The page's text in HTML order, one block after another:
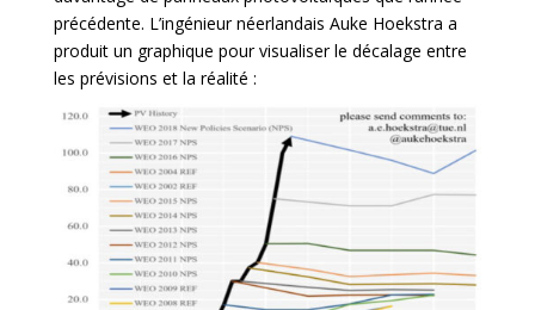
précédente. L’ingénieur néerlandais Auke Hoekstra a
produit un graphique pour visualiser le décalage entre
les prévisions et la réalité :